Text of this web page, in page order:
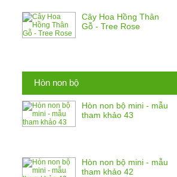
Cây Hoa Hồng Thân
Gỗ - Tree Rose
Hòn non bộ
Hòn non bộ mini - mẫu
tham khảo 43
Hòn non bộ mini - mẫu
tham khảo 42